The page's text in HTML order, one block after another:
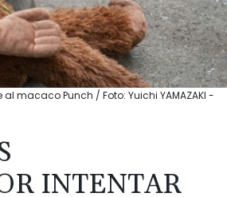
macaco Punch / Foto: Yuichi YAMAZAKI -
INTENTAR